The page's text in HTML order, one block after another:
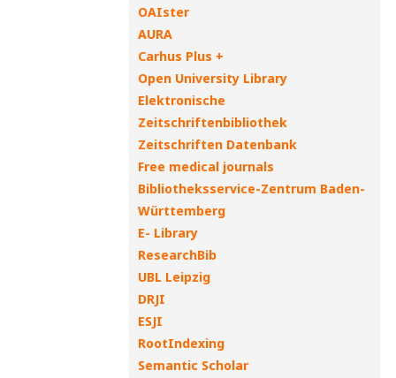
OAIster
AURA
Carhus Plus +
Open University Library
Elektronische
Zeitschriftenbibliothek
Zeitschriften Datenbank
Free medical journals
Bibliotheksservice-Zentrum Baden-
Württemberg
E- Library
ResearchBib
UBL Leipzig
DRJI
ESJI
RootIndexing
Semantic Scholar